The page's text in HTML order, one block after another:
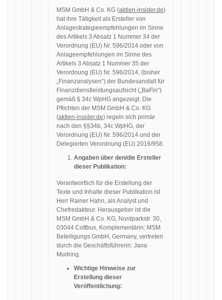
MSM GmbH & Co. KG (aktien-insider.de)
hat ihre Tätigkeit als Ersteller von
Anlagestrategieempfehlungen im Sinne
des Artikels 3 Absatz 1 Nummer 34 der
Verordnung (EU) Nr. 596/2014 oder von
Anlageempfehlungen im Sinne des
Artikels 3 Absatz 1 Nummer 35 der
Verordnung (EU) Nr. 596/2014, (bisher
„Finanzanalysen“) der Bundesanstalt für
Finanzdienstleistungsaufsicht („BaFin“)
gemäß § 34c WpHG angezeigt. Die
Pflichten der MSM GmbH & Co. KG
(aktien-insider.de) regeln sich primär
nach den §§34b, 34c WpHG, der
Verordnung (EU) Nr. 596/2014 und der
Delegierten Verordnung (EU) 2016/958.
Angaben über den/die Ersteller
dieser Publikation:
Verantwortlich für die Erstellung der
Texte und Inhalte dieser Publikation ist
Herr Rainer Hahn, als Analyst und
Chefredakteur. Herausgeber ist die
MSM GmbH & Co. KG, Nordparkstr. 30,
03044 Cottbus, Komplementärin: MSM
Beteiligungs GmbH, Germany, vertreten
durch die Geschäftsführerin: Jana
Mudring.
Wichtige Hinweise zur
Erstellung dieser
Veröffentlichung: